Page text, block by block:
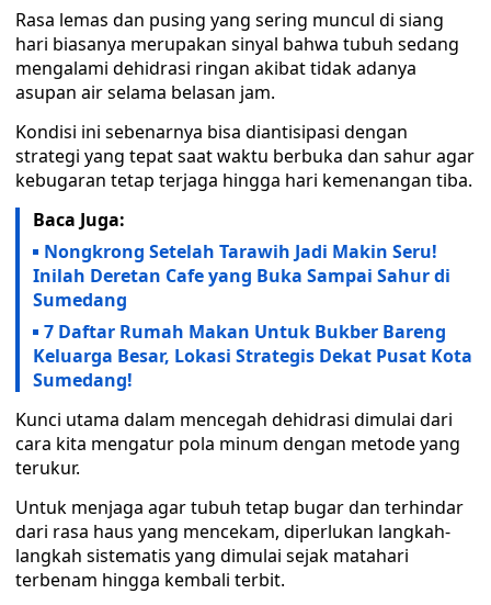
Rasa lemas dan pusing yang sering muncul di siang
hari biasanya merupakan sinyal bahwa tubuh sedang
mengalami dehidrasi ringan akibat tidak adanya
asupan air selama belasan jam.
Kondisi ini sebenarnya bisa diantisipasi dengan
strategi yang tepat saat waktu berbuka dan sahur agar
kebugaran tetap terjaga hingga hari kemenangan tiba.
Baca Juga:
Nongkrong Setelah Tarawih Jadi Makin Seru!
Inilah Deretan Cafe yang Buka Sampai Sahur di
Sumedang
7 Daftar Rumah Makan Untuk Bukber Bareng
Keluarga Besar, Lokasi Strategis Dekat Pusat Kota
Sumedang!
Kunci utama dalam mencegah dehidrasi dimulai dari
cara kita mengatur pola minum dengan metode yang
terukur.
Untuk menjaga agar tubuh tetap bugar dan terhindar
dari rasa haus yang mencekam, diperlukan langkah-
langkah sistematis yang dimulai sejak matahari
terbenam hingga kembali terbit.